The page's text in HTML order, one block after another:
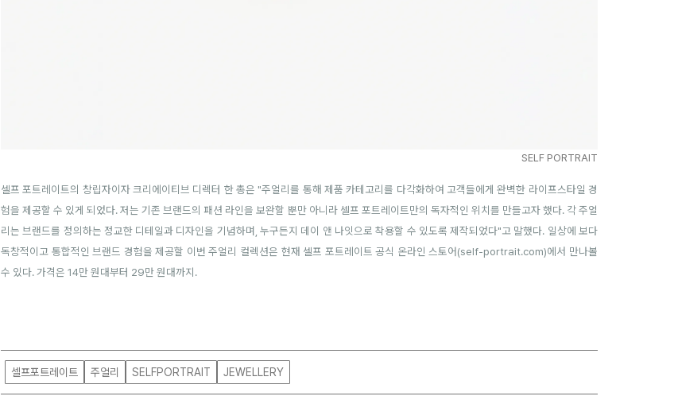
SELF PORTRAIT
셀프 포트레이트의 창립자이자 크리에이티브 디렉터 한 총은 "주얼리를 통해 제품 카테고리를 다각화하여 고객들에게 완벽한 라이프스타일 경
험을 제공할 수 있게 되었다. 저는 기존 브랜드의 패션 라인을 보완할 뿐만 아니라 셀프 포트레이트만의 독자적인 위치를 만들고자 했다. 각 주얼
리는 브랜드를 정의하는 정교한 디테일과 디자인을 기념하며, 누구든지 데이 앤 나잇으로 착용할 수 있도록 제작되었다"고 말했다. 일상에 보다
독창적이고 통합적인 브랜드 경험을 제공할 이번 주얼리 컬렉션은 현재 셀프 포트레이트 공식 온라인 스토어(self-portrait.com)에서 만나볼
수 있다. 가격은 14만 원대부터 29만 원대까지.
셀프포트레이트 주얼리 SELFPORTRAIT JEWELLERY